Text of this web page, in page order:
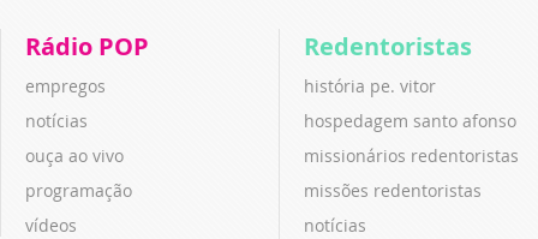
Rádio POP
empregos
notícias
ouça ao vivo
programação
vídeos
Redentoristas
história pe. vitor
hospedagem santo afonso
missionários redentoristas
missões redentoristas
notícias